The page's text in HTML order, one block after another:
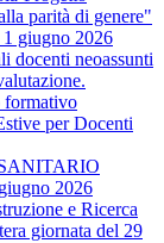
parità di genere"
giugno 2026
docenti neoassunti
formativo
per Docenti
2026
e Ricerca
giornata del 29